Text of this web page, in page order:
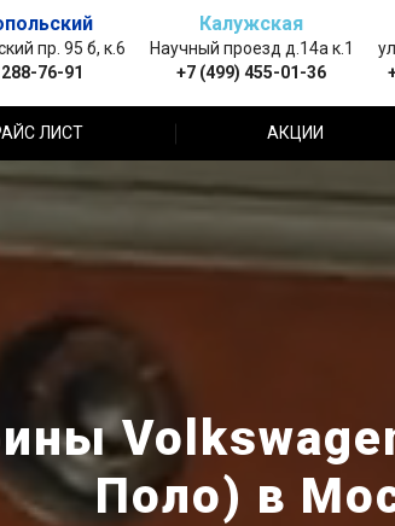
пр. 95 б, к.6
76-91
Калужская
Научный проезд д.14а к.1
+7 (499) 455-01-36
ЛИСТ АКЦИИ
Поло) в